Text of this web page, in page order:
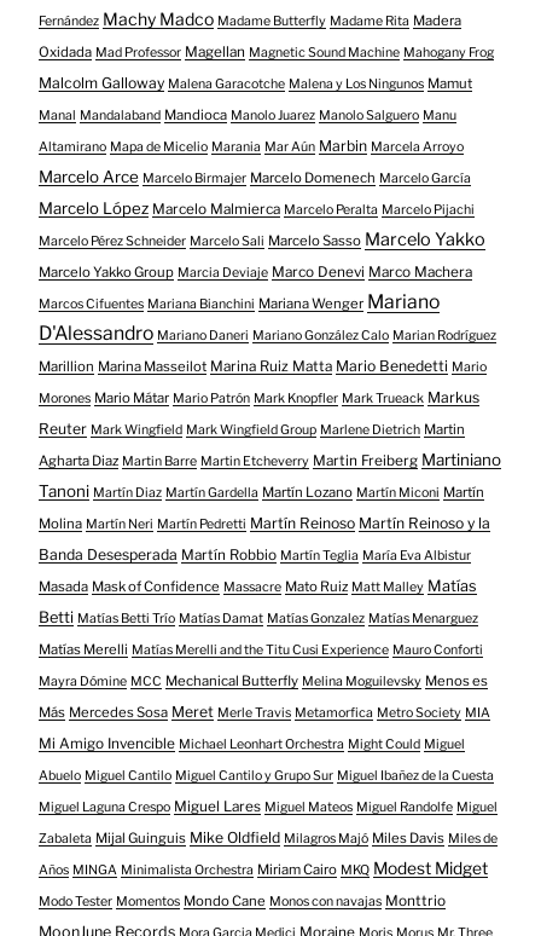
Fernández Machy Madco Madame Butterfly Madame Rita Madera
Oxidada Mad Professor Magellan Magnetic Sound Machine Mahogany Frog
Malcolm Galloway Malena Garacotche Malena y Los Ningunos Mamut
Manal Mandalaband Mandioca Manolo Juarez Manolo Salguero Manu
Altamirano Mapa de Micelio Marania Mar Aún Marbin Marcela Arroyo
Marcelo Arce Marcelo Birmajer Marcelo Domenech Marcelo García
Marcelo López Marcelo Malmierca Marcelo Peralta Marcelo Pijachi
Marcelo Pérez Schneider Marcelo Sali Marcelo Sasso Marcelo Yakko
Marcelo Yakko Group Marcia Deviaje Marco Denevi Marco Machera
Marcos Cifuentes Mariana Bianchini Mariana Wenger Mariano
D'Alessandro Mariano Daneri Mariano González Calo Marian Rodríguez
Marillion Marina Masseilot Marina Ruiz Matta Mario Benedetti Mario
Morones Mario Mátar Mario Patrón Mark Knopfler Mark Trueack Markus
Reuter Mark Wingfield Mark Wingfield Group Marlene Dietrich Martin
Agharta Diaz Martin Barre Martin Etcheverry Martin Freiberg Martiniano
Tanoni Martín Diaz Martín Gardella Martín Lozano Martín Miconi Martín
Molina Martín Neri Martín Pedretti Martín Reinoso Martín Reinoso y la
Banda Desesperada Martín Robbio Martín Teglia María Eva Albistur
Masada Mask of Confidence Massacre Mato Ruiz Matt Malley Matías
Betti Matías Betti Trío Matías Damat Matías Gonzalez Matías Menarguez
Matías Merelli Matías Merelli and the Titu Cusi Experience Mauro Conforti
Mayra Dómine MCC Mechanical Butterfly Melina Moguilevsky Menos es
Más Mercedes Sosa Meret Merle Travis Metamorfica Metro Society MIA
Mi Amigo Invencible Michael Leonhart Orchestra Might Could Miguel
Abuelo Miguel Cantilo Miguel Cantilo y Grupo Sur Miguel Ibañez de la Cuesta
Miguel Laguna Crespo Miguel Lares Miguel Mateos Miguel Randolfe Miguel
Zabaleta Mijal Guinguis Mike Oldfield Milagros Majó Miles Davis Miles de
Años MINGA Minimalista Orchestra Miriam Cairo MKQ Modest Midget
Modo Tester Momentos Mondo Cane Monos con navajas Monttrio
MoonJune Records Moraine